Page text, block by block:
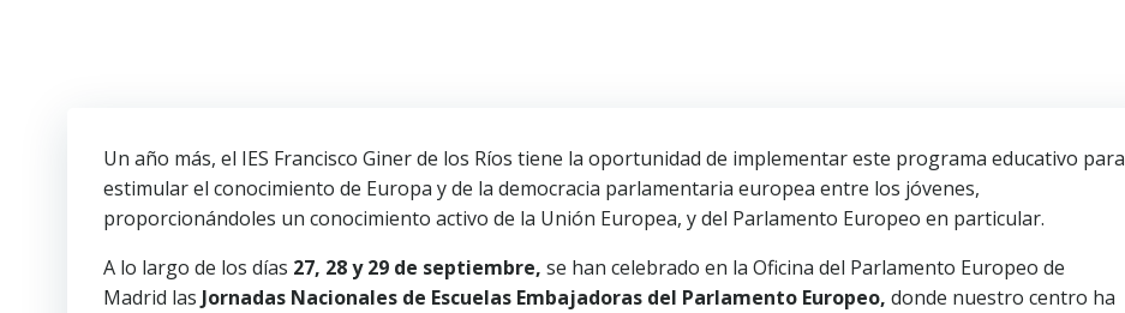
Un año más, el IES Francisco Giner de los Ríos tiene la oportunidad de implementar este programa educativo para
estimular el conocimiento de Europa y de la democracia parlamentaria europea entre los jóvenes,
proporcionándoles un conocimiento activo de la Unión Europea, y del Parlamento Europeo en particular.
A lo largo de los días 27, 28 y 29 de septiembre, se han celebrado en la Oficina del Parlamento Europeo de
Madrid las Jornadas Nacionales de Escuelas Embajadoras del Parlamento Europeo, donde nuestro centro ha